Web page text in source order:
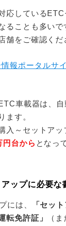
応している
ることも多いで
舗をご確認くだ
報ポータルサ
車載器は、
ます。
入～セットア
円台から となっ
ップに必要な
には、 「セッ
転免許証」
（